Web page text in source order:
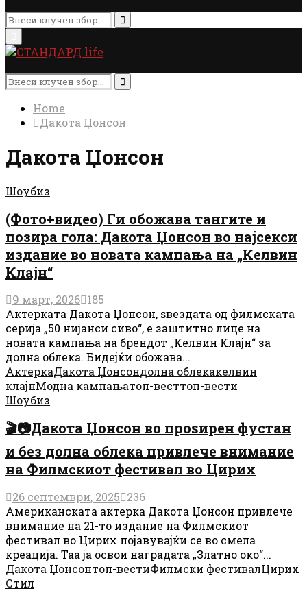
Search
for:
Search
Menu
Search
for:
Search
Home
Дакота Џонсон
Дакота Џонсон
Шоубиз
(Фото+видео) Ги обожава тангите и
позира гола: Дакота Џонсон во најсекси
издание во новата кампања на „Келвин
Клајн“
9 март, 2026 185
Актерката Дакота Џонсон, ѕвездата од филмската
серија „50 нијанси сиво“, е заштитно лице на
новата кампања на брендот „Келвин Клајн“ за
долна облека. Бидејќи обожава...
АктеркаДакота Џонсондолна облекакелвин
клајнМодна кампањатоп-весттоп-вести
Шоубиз
🎬📷Дакота Џонсон во проѕирен фустан
и без долна облека привлече внимание
на Филмскиот фестивал во Цирих
26 септември, 2025 236
Американската актерка Дакота Џонсон привлече
внимание на 21-то издание на Филмскиот
фестивал во Цирих појавувајќи се во смела
креација. Таа ја освои наградата „Златно око“...
Дакота Џонсонтоп-вестиФилмски фестивалЦирих
Стил